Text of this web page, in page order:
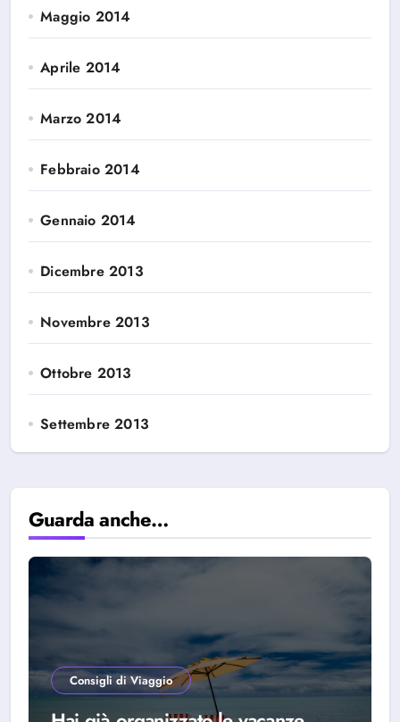
Maggio 2014
Aprile 2014
Marzo 2014
Febbraio 2014
Gennaio 2014
Dicembre 2013
Novembre 2013
Ottobre 2013
Settembre 2013
Guarda anche…
Consigli di Viaggio